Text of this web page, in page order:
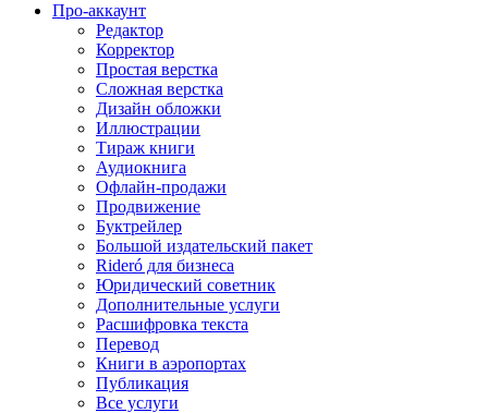
Про-аккаунт
Редактор
Корректор
Простая верстка
Сложная верстка
Дизайн обложки
Иллюстрации
Тираж книги
Аудиокнига
Офлайн-продажи
Продвижение
Буктрейлер
Большой издательский пакет
Rideró для бизнеса
Юридический советник
Дополнительные услуги
Расшифровка текста
Перевод
Книги в аэропортах
Публикация
Все услуги